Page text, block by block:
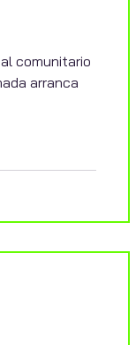
comunitario
arranca